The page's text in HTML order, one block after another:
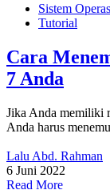
Sistem
Tutorial
Cara
7 Anda
Jika Anda memiliki
Anda harus
Lalu Abd. Rahman
6 Juni 2022
Read More